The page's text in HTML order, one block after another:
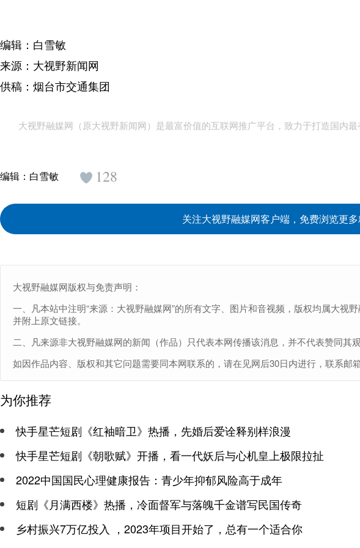
编辑：白雪敏
来源：大视野新闻网
供稿：烟台市交通集团
大视野融媒网（原大视野新闻网）是最富价值的互联网推广平台，致力于打造国内最
编辑： 白雪敏 128
关注大视野融媒网客户端，免费浏览更
大视野融媒网版权与免责声明：
一、凡本站中注明“来源：大视野融媒网”的所有文字、图片和音视频，版权均属大视
并附上原文链接。
二、凡来源非大视野融媒网的新闻（作品）只代表本网传播该消息，并不代表赞同其观
如因作品内容、版权和其它问题需要同本网联系的，请在见网后30日内进行，联系邮
为你推荐
快手星芒短剧《红袖暗卫》热播，先婚后爱诠释别样浪漫
快手星芒短剧《朝歌赋》开播，看一代妖后与心机皇上极限拉扯
2022中国国民心理健康报告：青少年抑郁风险高于成年
短剧《月满西楼》热播，冷面督军与落魄千金谱写民国传奇
乡村振兴7万亿投入 ，2023年项目开始了，总有一个适合你